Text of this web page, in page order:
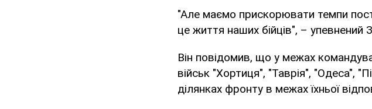
"Але маємо прискорювати темпи
це життя наших бійців", – упевнений
Він повідомив, що у межах
військ "Хортиця", "Таврія", "Одеса",
ділянках фронту в межах їхньої